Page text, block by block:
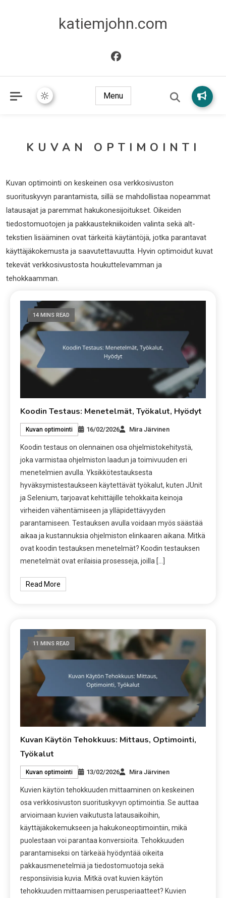
katiemjohn.com
Menu
KUVAN OPTIMOINTI
Kuvan optimointi on keskeinen osa verkkosivuston
suorituskyvyn parantamista, sillä se mahdollistaa nopeammat
latausajat ja paremmat hakukonesijoitukset. Oikeiden
tiedostomuotojen ja pakkaustekniikoiden valinta sekä alt-
tekstien lisääminen ovat tärkeitä käytäntöjä, jotka parantavat
käyttäjäkokemusta ja saavutettavuutta. Hyvin optimoidut kuvat
tekevät verkkosivustosta houkuttelevamman ja
tehokkaamman.
14 MINS READ
Koodin Testaus: Menetelmät, Työkalut, Hyödyt
Kuvan optimointi 16/02/2026 Mira Järvinen
Koodin testaus on olennainen osa ohjelmistokehitystä,
joka varmistaa ohjelmiston laadun ja toimivuuden eri
menetelmien avulla. Yksikkötestauksesta
hyväksymistestaukseen käytettävät työkalut, kuten JUnit
ja Selenium, tarjoavat kehittäjille tehokkaita keinoja
virheiden vähentämiseen ja ylläpidettävyyden
parantamiseen. Testauksen avulla voidaan myös säästää
aikaa ja kustannuksia ohjelmiston elinkaaren aikana. Mitkä
ovat koodin testauksen menetelmät? Koodin testauksen
menetelmät ovat erilaisia prosesseja, joilla […]
Read More
11 MINS READ
Kuvan Käytön Tehokkuus: Mittaus, Optimointi,
Työkalut
Kuvan optimointi 13/02/2026 Mira Järvinen
Kuvien käytön tehokkuuden mittaaminen on keskeinen
osa verkkosivuston suorituskyvyn optimointia. Se auttaa
arvioimaan kuvien vaikutusta latausaikoihin,
käyttäjäkokemukseen ja hakukoneoptimointiin, mikä
puolestaan voi parantaa konversioita. Tehokkuuden
parantamiseksi on tärkeää hyödyntää oikeita
pakkausmenetelmiä ja tiedostomuotoja sekä
responsiivisia kuvia. Mitkä ovat kuvien käytön
tehokkuuden mittaamisen perusperiaatteet? Kuvien